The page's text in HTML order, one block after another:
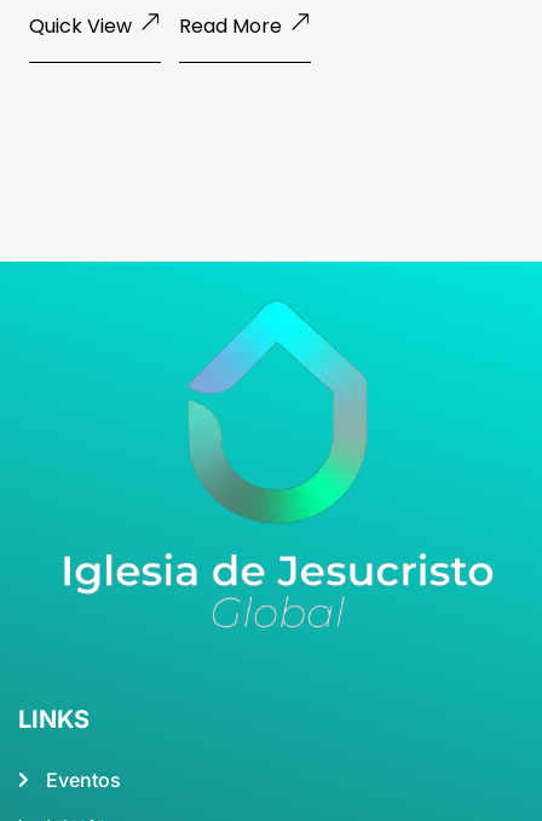
Quick View Read More
LINKS
Eventos